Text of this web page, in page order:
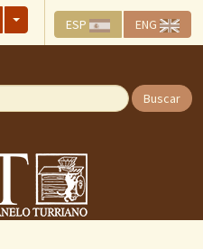
ESP ENG
Buscar